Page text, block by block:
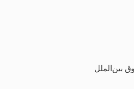
بین‌الملل